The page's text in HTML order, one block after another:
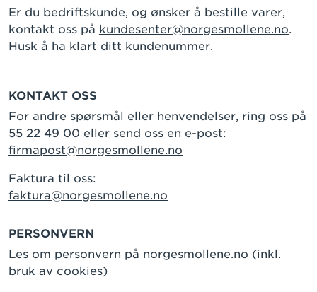
Er du bedriftskunde, og ønsker å bestille varer,
kontakt oss på kundesenter@norgesmollene.no.
Husk å ha klart ditt kundenummer.
KONTAKT OSS
For andre spørsmål eller henvendelser, ring oss på
55 22 49 00 eller send oss en e-post:
firmapost@norgesmollene.no
Faktura til oss:
faktura@norgesmollene.no
PERSONVERN
Les om personvern på norgesmollene.no (inkl.
bruk av cookies)